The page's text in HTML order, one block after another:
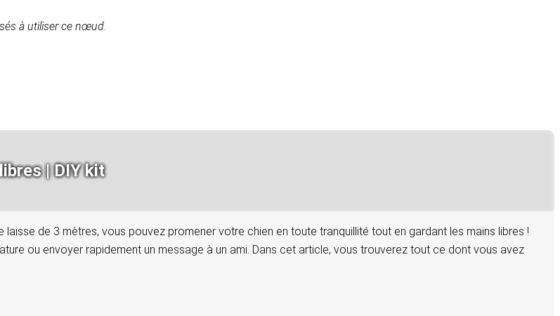
à utiliser ce nœud.
| DIY kit
de 3 mètres, vous pouvez promener votre chien en toute tranquillité tout en gardant les mains libres !
ou envoyer rapidement un message à un ami. Dans cet article, vous trouverez tout ce dont vous avez